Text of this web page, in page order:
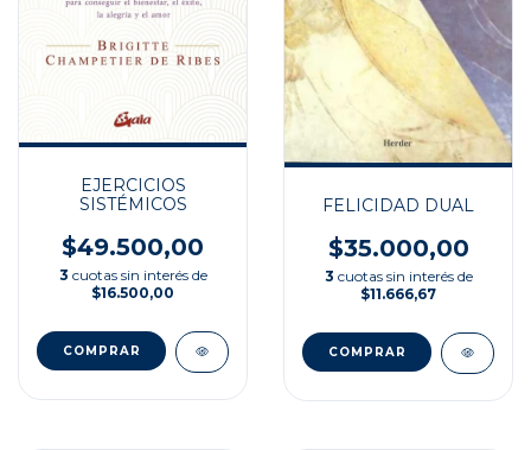
EJERCICIOS
SISTÉMICOS
$49.500,00
3 cuotas sin interés de
$16.500,00
FELICIDAD DUAL
$35.000,00
3 cuotas sin interés de
$11.666,67